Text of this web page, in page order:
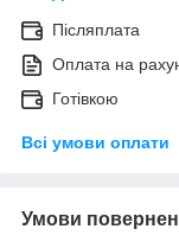
Післяплата
Оплата на
Готівкою
Всі умови оплати
Умови